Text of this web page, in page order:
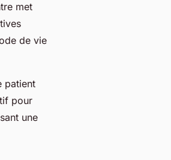
met
de vie
patient
pour
une